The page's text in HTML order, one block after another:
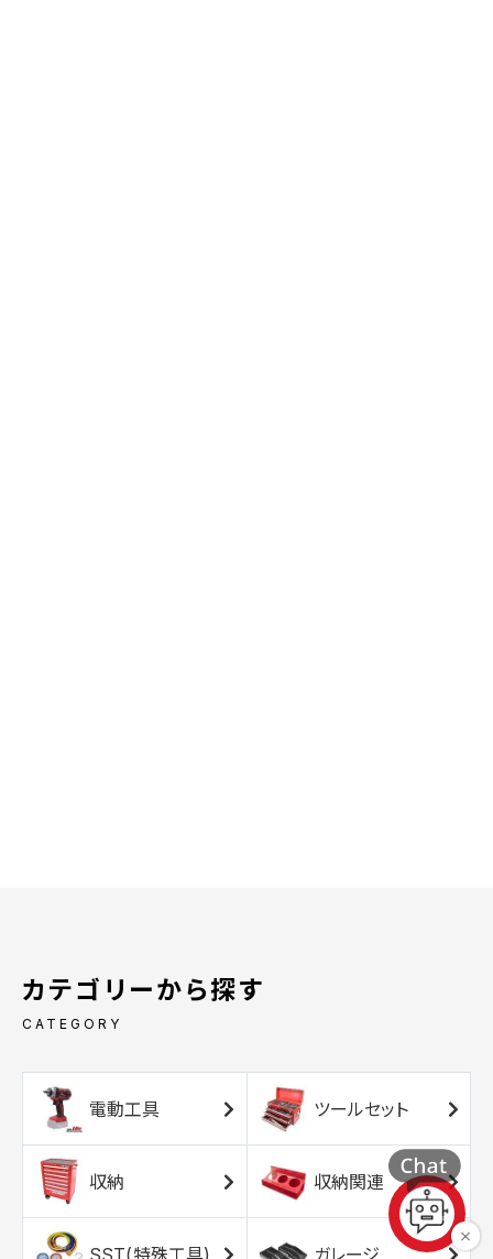
カテゴリーから探す
CATEGORY
電動工具 ツールセット
収納 収納関連
SST(特殊工具) ガレージ